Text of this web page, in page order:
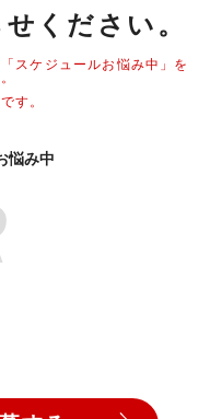
ください。
スケジュールお悩み中」を
す。
悩み中